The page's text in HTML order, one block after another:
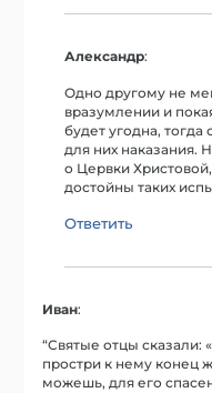
Александр:
Одно другому не
вразумлении и
будет угодна,
для них наказания.
о Цервки
достойны таких
Ответить
Иван:
“Святые отцы сказали:
простри к нему конец
можешь, для его